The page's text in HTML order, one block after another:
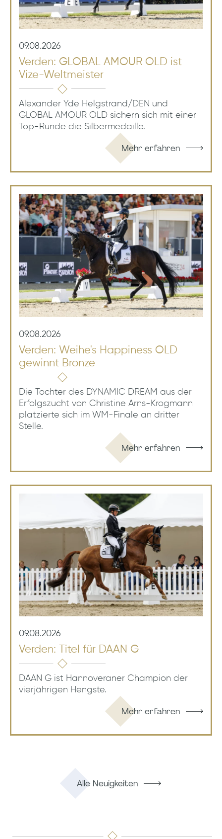
09.08.2026
Verden: GLOBAL AMOUR OLD ist
Vize-Weltmeister
Alexander Yde Helgstrand/DEN und
GLOBAL AMOUR OLD sichern sich mit einer
Top-Runde die Silbermedaille.
Mehr erfahren
09.08.2026
Verden: Weihe's Happiness OLD
gewinnt Bronze
Die Tochter des DYNAMIC DREAM aus der
Erfolgszucht von Christine Arns-Krogmann
platzierte sich im WM-Finale an dritter
Stelle.
Mehr erfahren
09.08.2026
Verden: Titel für DAAN G
DAAN G ist Hannoveraner Champion der
vierjährigen Hengste.
Mehr erfahren
Alle Neuigkeiten